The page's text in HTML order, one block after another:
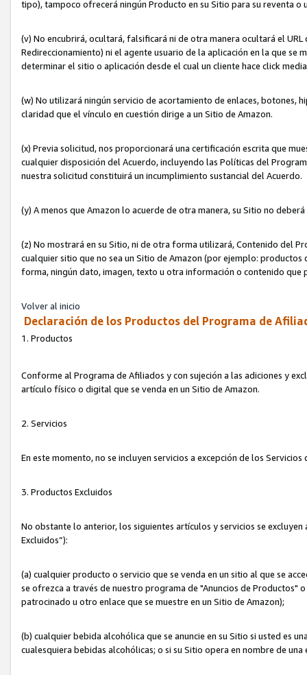
tipo), tampoco ofrecerá ningún Producto en su Sitio para su reventa o
(v) No encubrirá, ocultará, falsificará ni de otra manera ocultará el
Redireccionamiento) ni el agente usuario de la aplicación en la que
determinar el sitio o aplicación desde el cual un cliente hace click
(w) No utilizará ningún servicio de acortamiento de enlaces, botones,
claridad que el vínculo en cuestión dirige a un Sitio de Amazon.
(x) Previa solicitud, nos proporcionará una certificación escrita que
cualquier disposición del Acuerdo, incluyendo las Políticas del
nuestra solicitud constituirá un incumplimiento sustancial del Acuerdo.
(y) A menos que Amazon lo acuerde de otra manera, su Sitio no
(z) No mostrará en su Sitio, ni de otra forma utilizará, Contenido del
cualquier sitio que no sea un Sitio de Amazon (por ejemplo:
forma, ningún dato, imagen, texto u otra información o contenido
Volver al inicio
Declaración de los Productos del Programa de
1. Productos
Conforme al Programa de Afiliados y con sujeción a las adiciones y
artículo físico o digital que se venda en un Sitio de Amazon.
2. Servicios
En este momento, no se incluyen servicios a excepción de los
3. Productos Excluidos
No obstante lo anterior, los siguientes artículos y servicios se
Excluidos”):
(a) cualquier producto o servicio que se venda en un sitio al que se
se ofrezca a través de nuestro programa de "Anuncios de Productos"
patrocinado u otro enlace que se muestre en un Sitio de Amazon);
(b) cualquier bebida alcohólica que se anuncie en su Sitio si usted es
cualesquiera bebidas alcohólicas; o si su Sitio opera en nombre de